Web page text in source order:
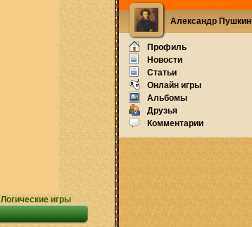
Логические игры
Александр Пушкин
Профиль
Новости
Статьи
Онлайн игры
Альбомы
Друзья
Комментарии